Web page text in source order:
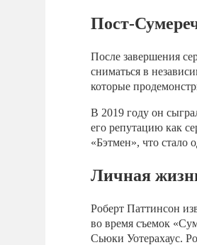
Пост-
После завершения
сниматься в
которые
В 2019 году он
его репутацию как
«Бэтмен», что стало
Личная
Роберт Паттинсон
во время съемок
Сьюки Уотерахаус.